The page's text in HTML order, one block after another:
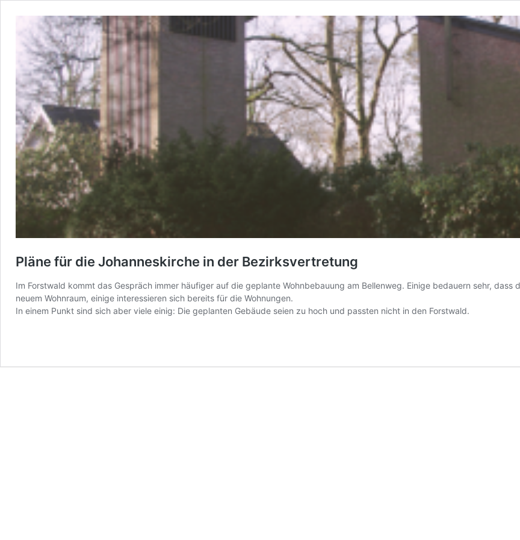
Pläne für die Johanneskirche in der Bezirksvertretung
Im Forstwald kommt das Gespräch immer häufiger auf die geplante Wohnbebauung am Bellenweg. Einige bedauern sehr,
neuem Wohnraum, einige interessieren sich bereits für die Wohnungen.
In einem Punkt sind sich aber viele einig: Die geplanten Gebäude seien zu hoch und passten nicht in den Forstwald.